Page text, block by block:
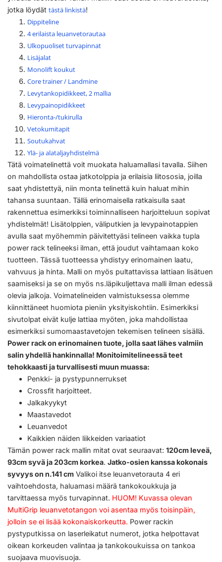
jotka löydät tästä linkistä!
Dippiteline
4 erilaista leuanvetorautaa
Ulkopuoliset turvapinnat
Lisäjalat
Monolift koukut
Core trainer / Landmine
Levytankopidikkeet, 2 mallia
Levypainopidikkeet
Hieronta-/tukirulla
Vetokumitapit
Soutukahvat
Ylä- ja alataljayhdistelmä
Tätä voimatelinettä voit muokata haluamallasi tavalla. Siihen
on mahdollista ostaa jatkotolppia ja erilaisia liitososia, joilla
saat yhdistettyä, niin monta telinettä kuin haluat mihin
tahansa suuntaan. Tällä erinomaisella ratkaisulla saat
rakennettua esimerkiksi toiminnalliseen harjoitteluun sopivat
yhdistelmät! Lisätolppien, väliputkien ja levypainotappien
avulla saat myöhemmin päivitettyäsi telineen vaikka tupla
power rack telineeksi ilman, että joudut vaihtamaan koko
tuotteen. Tässä tuotteessa yhdistyy erinomainen laatu,
vahvuus ja hinta. Malli on myös pultattavissa lattiaan lisätuen
saamiseksi ja se on myös ns.läpikuljettava malli ilman edessä
olevia jalkoja. Voimatelineiden valmistuksessa olemme
kiinnittäneet huomiota pieniin yksityiskohtiin. Esimerkiksi
sivutolpat eivät kulje lattiaa myöten, joka mahdollistaa
esimerkiksi sumomaastavetojen tekemisen telineen sisällä.
Power rack on erinomainen tuote, jolla saat lähes valmiin
salin yhdellä hankinnalla! Monitoimitelineessä teet
tehokkaasti ja turvallisesti muun muassa:
Penkki- ja pystypunnerrukset
Crossfit harjoitteet.
Jalkakyykyt
Maastavedot
Leuanvedot
Kaikkien näiden liikkeiden variaatiot
Tämän power rack mallin mitat ovat seuraavat: 120cm leveä,
93cm syvä ja 203cm korkea. Jatko-osien kanssa kokonais
syvyys on n.141 cm Valikoi itse leuanvetorauta 4 eri
vaihtoehdosta, haluamasi määrä tankokoukkuja ja
tarvittaessa myös turvapinnat. HUOM! Kuvassa olevan
MultiGrip leuanvetotangon voi asentaa myös toisinpäin,
jolloin se ei lisää kokonaiskorkeutta. Power rackin
pystyputkissa on laserleikatut numerot, jotka helpottavat
oikean korkeuden valintaa ja tankokoukuissa on tankoa
suojaava muovisuoja.